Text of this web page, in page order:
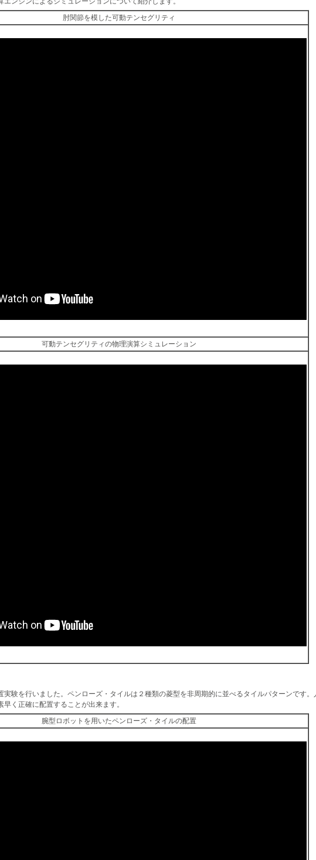
肘関節を模した可動テンセグリティ
可動テンセグリティの物理演算シミュレーション
験を行いました。ペンローズ・タイル­は２種類の菱型を非周期的に並べるタイルパターンです
く正確に配置することが出来ます。
腕型ロボットを用いたペンローズ・タイルの配置